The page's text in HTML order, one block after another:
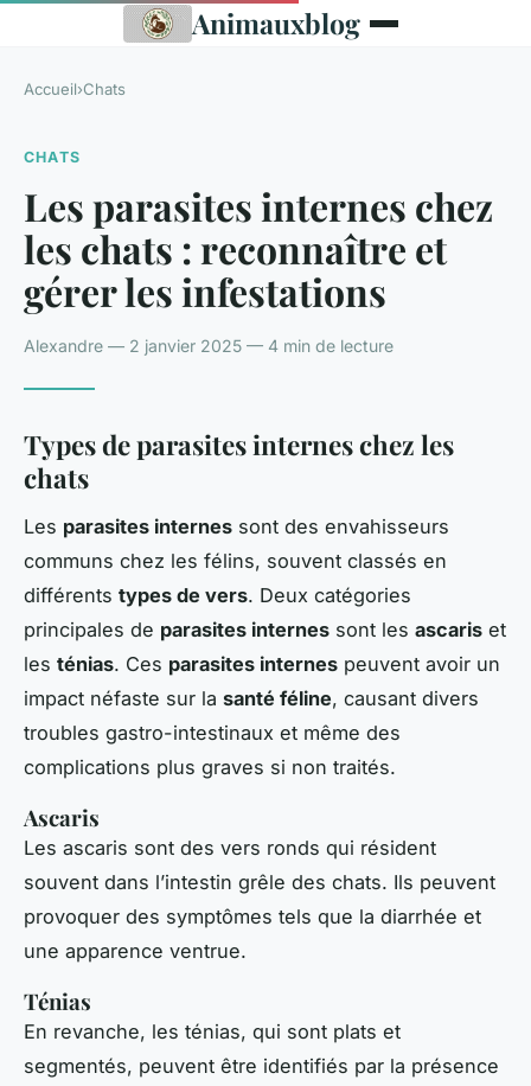
Animauxblog
Accueil›Chats
CHATS
Les parasites internes chez
les chats : reconnaître et
gérer les infestations
Alexandre — 2 janvier 2025 — 4 min de lecture
Types de parasites internes chez les
chats
Les parasites internes sont des envahisseurs
communs chez les félins, souvent classés en
différents types de vers. Deux catégories
principales de parasites internes sont les ascaris et
les ténias. Ces parasites internes peuvent avoir un
impact néfaste sur la santé féline, causant divers
troubles gastro-intestinaux et même des
complications plus graves si non traités.
Ascaris
Les ascaris sont des vers ronds qui résident
souvent dans l’intestin grêle des chats. Ils peuvent
provoquer des symptômes tels que la diarrhée et
une apparence ventrue.
Ténias
En revanche, les ténias, qui sont plats et
segmentés, peuvent être identifiés par la présence